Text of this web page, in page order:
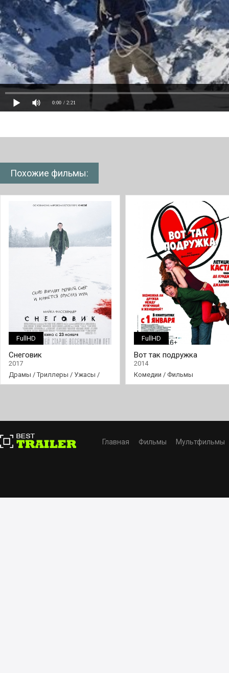
0:00 / 2:21
Похожие фильмы:
FullHD
Снеговик
2017
Драмы /Триллеры / Ужасы /
Фильмы
FullHD
Вот так подружка
2014
Комедии / Фильмы
Главная Фильмы Мультфильмы